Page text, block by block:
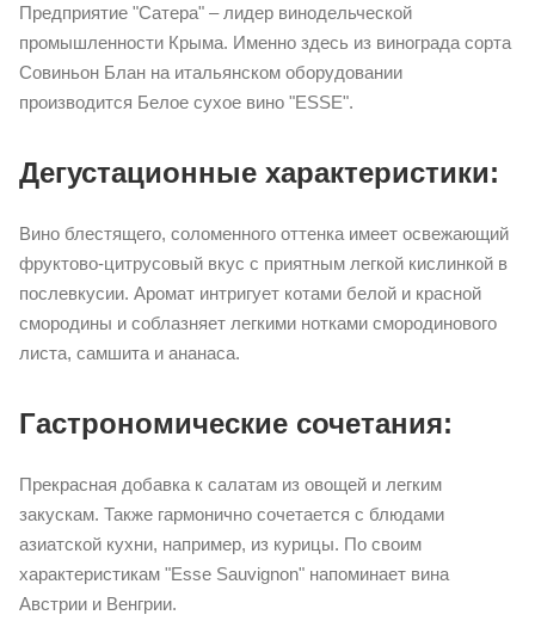
Предприятие "Сатера" – лидер винодельческой
промышленности Крыма. Именно здесь из винограда сорта
Совиньон Блан на итальянском оборудовании
производится Белое сухое вино "ESSE".
Дегустационные характеристики:
Вино блестящего, соломенного оттенка имеет освежающий
фруктово-цитрусовый вкус с приятным легкой кислинкой в
послевкусии. Аромат интригует котами белой и красной
смородины и соблазняет легкими нотками смородинового
листа, самшита и ананаса.
Гастрономические сочетания:
Прекрасная добавка к салатам из овощей и легким
закускам. Также гармонично сочетается с блюдами
азиатской кухни, например, из курицы. По своим
характеристикам "Esse Sauvignon" напоминает вина
Австрии и Венгрии.